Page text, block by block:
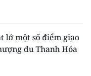
lở một số điểm giao
du Thanh Hóa